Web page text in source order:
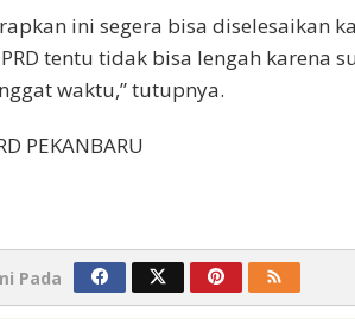
ini segera bisa diselesaikan
tentu tidak bisa lengah karena
waktu,” tutupnya.
PEKANBARU
Pada